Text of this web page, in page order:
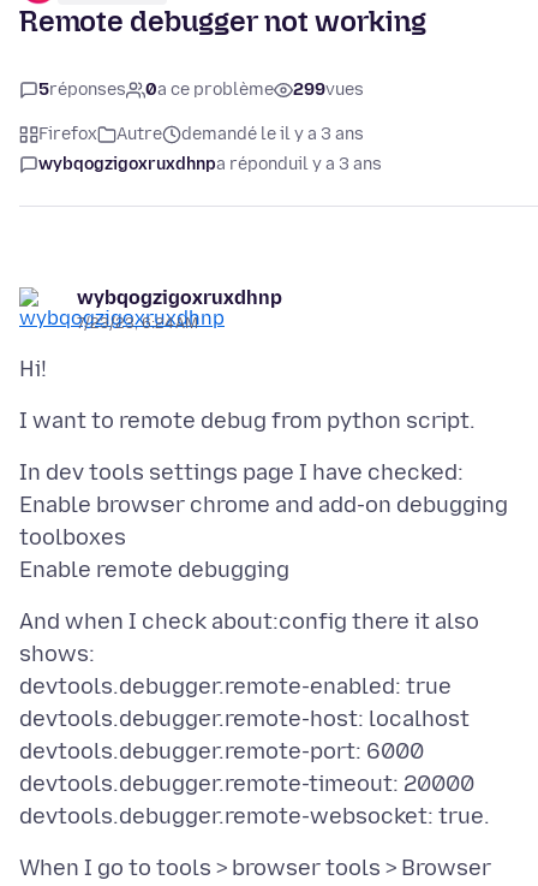
Remote debugger not working
5réponses 0a ce problème 299vues
Firefox Autre
demandé le il y a 3 ans
wybqogzigoxruxdhnpa réponduil y a 3 ans
wybqogzigoxruxdhnp
7/23/23, 6:24 AM
In dev tools settings page I have checked:
Enable browser chrome and add-on debugging
toolboxes
And when I check about:config there it also
shows:
devtools.debugger.remote-enabled: true
devtools.debugger.remote-host: localhost
devtools.debugger.remote-port: 6000
devtools.debugger.remote-timeout: 20000
When I go to tools > browser tools > Browser